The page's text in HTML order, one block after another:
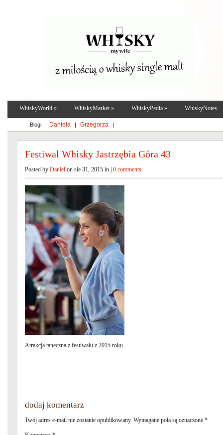
Blogi: Daniela | Grzegorza |
WhiskyWorld » WhiskyMarket » WhiskyPedia » WhiskyNotes
Festiwal Whisky Jastrzębia Góra 43
Posted by Daniel on sie 31, 2015 in | 0 comments
Atrakcja taneczna z festiwalu z 2015 roku
dodaj komentarz
Twój adres e-mail nie zostanie opublikowany. Wymagane pola są oznaczone *